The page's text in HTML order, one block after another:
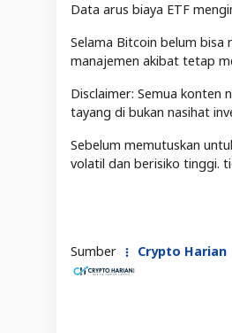
Data arus biaya ETF
Selama Bitcoin belum
manajemen akibat tetap
Disclaimer: Semua konten
tayang di bukan nasihat
Sebelum memutuskan
volatil dan berisiko tinggi.
Sumber Crypto Harian